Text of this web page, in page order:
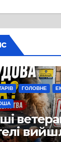
ГОЛОВНЕ